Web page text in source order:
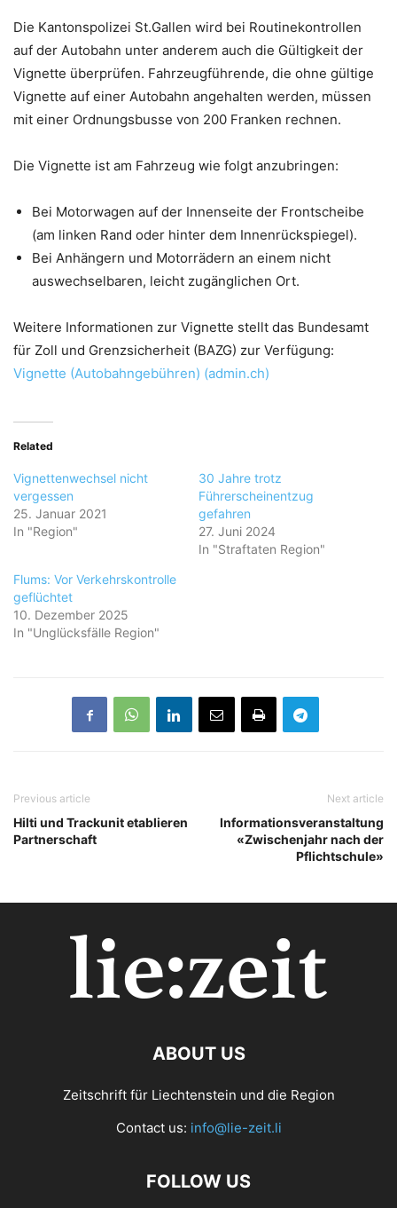
Die Kantonspolizei St.Gallen wird bei Routinekontrollen
auf der Autobahn unter anderem auch die Gültigkeit der
Vignette überprüfen. Fahrzeugführende, die ohne gültige
Vignette auf einer Autobahn angehalten werden, müssen
mit einer Ordnungsbusse von 200 Franken rechnen.
Die Vignette ist am Fahrzeug wie folgt anzubringen:
Bei Motorwagen auf der Innenseite der Frontscheibe
(am linken Rand oder hinter dem Innenrückspiegel).
Bei Anhängern und Motorrädern an einem nicht
auswechselbaren, leicht zugänglichen Ort.
Weitere Informationen zur Vignette stellt das Bundesamt
für Zoll und Grenzsicherheit (BAZG) zur Verfügung:
Vignette (Autobahngebühren) (admin.ch)
Related
Vignettenwechsel nicht
vergessen
25. Januar 2021
In "Region"
30 Jahre trotz
Führerscheinentzug
gefahren
27. Juni 2024
In "Straftaten Region"
Flums: Vor Verkehrskontrolle
geflüchtet
10. Dezember 2025
In "Unglücksfälle Region"
Previous article
Hilti und Trackunit etablieren
Partnerschaft
Next article
Informationsveranstaltung
«Zwischenjahr nach der
Pflichtschule»
ABOUT US
Zeitschrift für Liechtenstein und die Region
Contact us: info@lie-zeit.li
FOLLOW US